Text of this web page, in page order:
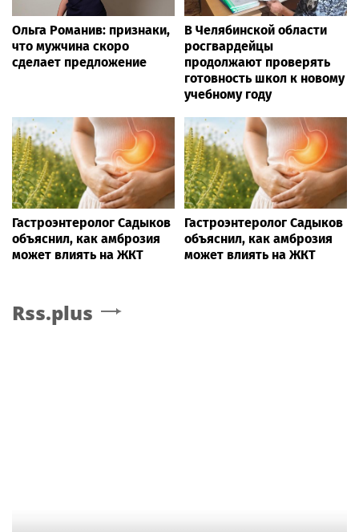
Ольга Романив: признаки,
что мужчина скоро
сделает предложение
В Челябинской области
росгвардейцы
продолжают проверять
готовность школ к новому
учебному году
Гастроэнтеролог Садыков
объяснил, как амброзия
может влиять на ЖКТ
Гастроэнтеролог Садыков
объяснил, как амброзия
может влиять на ЖКТ
Rss.plus